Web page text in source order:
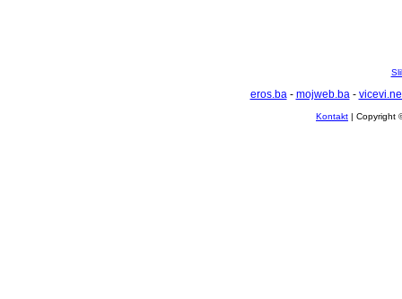
eros.ba- mojweb.ba-
Kontakt | Copyright